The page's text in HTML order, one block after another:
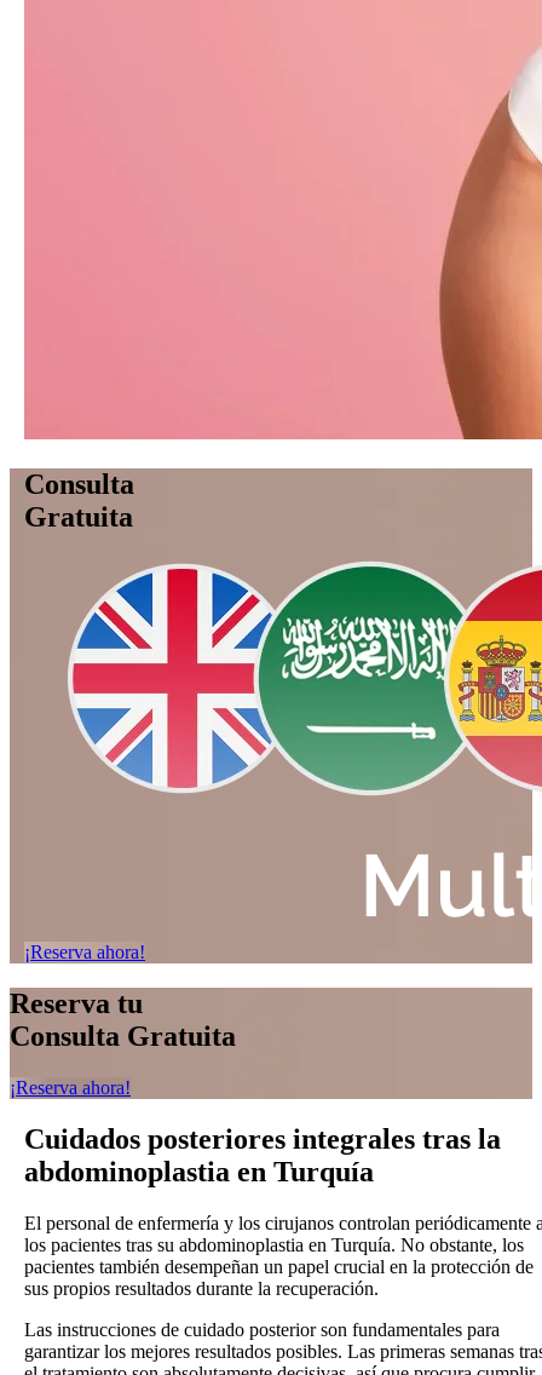
Consulta
Gratuita
¡Reserva ahora!
Reserva tu
Consulta Gratuita
¡Reserva ahora!
Cuidados posteriores integrales tras la
abdominoplastia en Turquía
El personal de enfermería y los cirujanos controlan periódicamente
los pacientes tras su abdominoplastia en Turquía. No obstante, los
pacientes también desempeñan un papel crucial en la protección de
sus propios resultados durante la recuperación.
Las instrucciones de cuidado posterior son fundamentales para
garantizar los mejores resultados posibles. Las primeras semanas